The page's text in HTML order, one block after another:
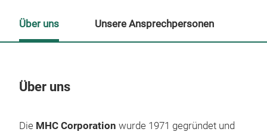
Über uns
Die MHC Corporation wurde 1971 gegründet und
Über uns Unsere Ansprechpersonen